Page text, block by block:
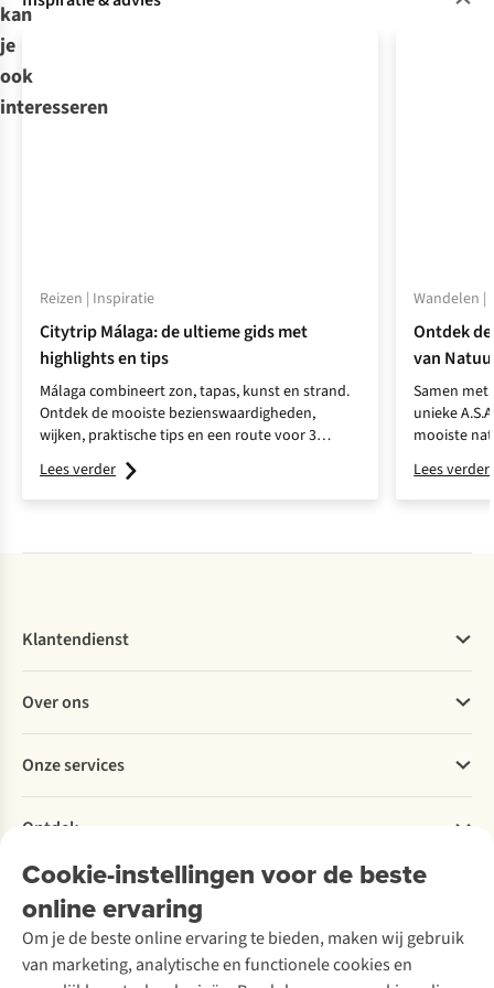
kan
je
ook
interesseren
Reizen | Inspiratie
Citytrip Málaga: de ultieme gids met
highlights en tips
Málaga combineert zon, tapas, kunst en strand.
Ontdek de mooiste bezienswaardigheden,
wijken, praktische tips en een route voor 3
dagen.
Lees verder
Wandelen |
Ontdek
van
Samen
unieke
mooiste
voor een
Lees verder
Cookie-instellingen voor de beste
online ervaring
Om je de beste online ervaring te bieden, maken wij gebruik
van marketing, analytische en functionele cookies en
Klantendienst
Bestellen
Betalen
Levering
Retourneren
Bestelling herroepen
Garantie
Contact
Over ons
Explore More
Verantwoord ondernemen
Over Ayacucho
Onze winkels
Over A.S.Adventure
Toegankelijkheidsverklaring
Onze services
Ski-onderhoud
Wasservice
Schoenonderhoud
Schoenherstelling
Kledingherstelling
Ontdek
A.S.Magazine
Podcast
Explore Academy
Explore Camp
Meld je aan voor de nieuwsbrief